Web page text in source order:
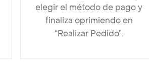
elegir el método de pago y
finaliza oprimiendo en
“Realizar Pedido”.